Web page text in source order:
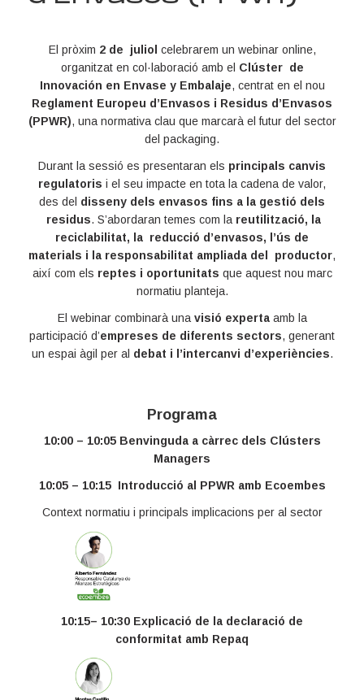
El pròxim 2 de juliol celebrarem un webinar online,
organitzat en col·laboració amb el Clúster de
Innovación en Envase y Embalaje, centrat en el nou
Reglament Europeu d’Envasos i Residus d’Envasos
(PPWR), una normativa clau que marcarà el futur del sector
del packaging.
Durant la sessió es presentaran els principals canvis
regulatoris i el seu impacte en tota la cadena de valor,
des del disseny dels envasos fins a la gestió dels
residus. S’abordaran temes com la reutilització, la
reciclabilitat, la reducció d’envasos, l’ús de
materials i la responsabilitat ampliada del productor,
així com els reptes i oportunitats que aquest nou marc
normatiu planteja.
El webinar combinarà unavisió expertaamb la
participació d’empreses de diferents sectors, generant
un espai àgil per al debat i l’intercanvi d’experiències.
Programa
10:00 – 10:05 Benvinguda a càrrec dels Clústers
Managers
10:05 – 10:15 Introducció al PPWR amb Ecoembes
Context normatiu i principals implicacions per al sector
10:15– 10:30 Explicació de la declaració de
conformitat amb Repaq